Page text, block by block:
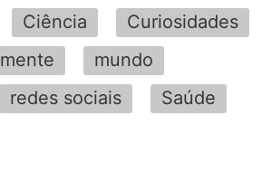
Ciência
Curiosidades
mente
mundo
redes sociais
Saúde